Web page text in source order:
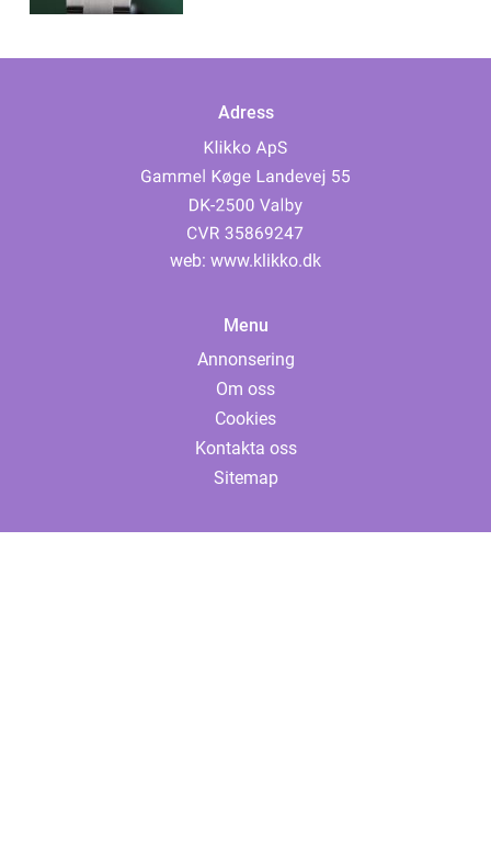
Adress
web: www.klikko.dk
Menu
Annonsering
Om oss
Cookies
Kontakta oss
Sitemap